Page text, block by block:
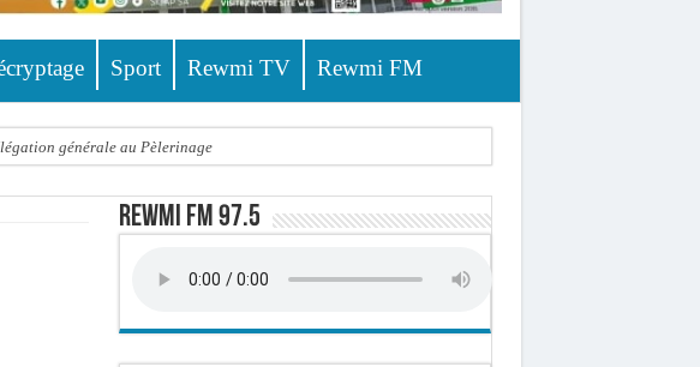
Sport Rewmi TV Rewmi FM
générale au Pèlerinage
à la mairie de Golf Sud)Rewmi FM 97.5